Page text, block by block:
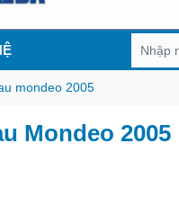
mondeo 2005
Mondeo 2005